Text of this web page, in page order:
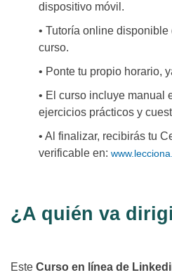
dispositivo móvil.
• Tutoría online
curso.
• Ponte tu propio horario,
• El curso incluye manual
ejercicios prácticos y
• Al finalizar, recibirás tu
verificable en:
¿A quién va
Este Curso en línea de